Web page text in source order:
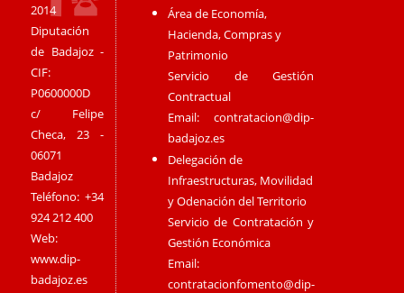
2014
Diputación
de Badajoz -
CIF:
P0600000D
c/ Felipe
Checa, 23 -
06071
Badajoz
Teléfono: +34
924 212 400
Web:
www.dip-
badajoz.es
Área de Economía,
Hacienda, Compras y
Patrimonio
Servicio de Gestión
Contractual
Email:contratacion@dip-
badajoz.es
Delegación de
Infraestructuras, Movilidad
y Odenación del Territorio
Servicio de Contratación y
Gestión Económica
Email:
contratacionfomento@dip-